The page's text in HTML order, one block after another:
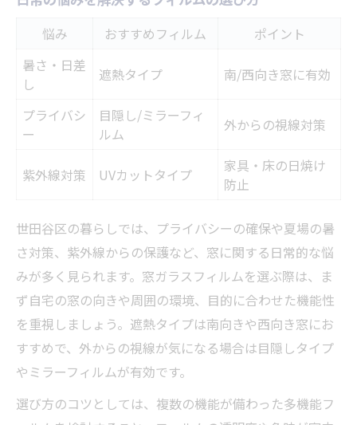
悩み おすすめフィルム
ポイント
暑さ・日差
し
遮熱タイプ 南/西向き窓に有効
プライバシ
ー
目隠し/ミラーフィ
ルム
外からの視線対策
紫外線対策 UVカットタイプ
家具・床の日焼け
防止
世田谷区の暮らしでは、プライバシーの確保や夏場の暑
さ対策、紫外線からの保護など、窓に関する日常的な悩
みが多く見られます。窓ガラスフィルムを選ぶ際は、ま
ず自宅の窓の向きや周囲の環境、目的に合わせた機能性
を重視しましょう。遮熱タイプは南向きや西向き窓にお
すすめで、外からの視線が気になる場合は目隠しタイプ
やミラーフィルムが有効です。
選び方のコツとしては、複数の機能が備わった多機能フ